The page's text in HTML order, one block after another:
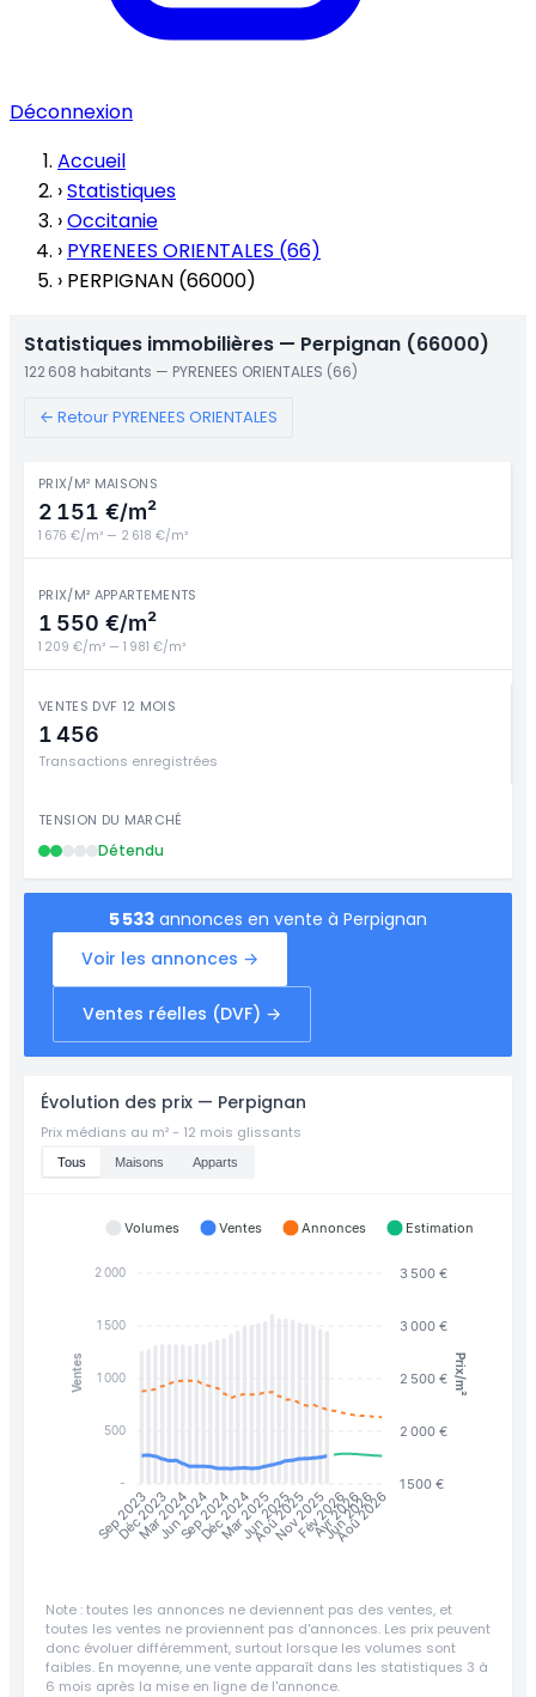
Déconnexion
Accueil
›Statistiques
›Occitanie
› PYRENEES ORIENTALES (66)
› PERPIGNAN (66000)
Statistiques immobilières — Perpignan (66000)
122 608 habitants — PYRENEES ORIENTALES (66)
← Retour PYRENEES ORIENTALES
PRIX/M² MAISONS
2 151 €/m²
1 676 €/m² — 2 618 €/m²
PRIX/M² APPARTEMENTS
1 550 €/m²
1 209 €/m² — 1 981 €/m²
VENTES DVF 12 MOIS
1 456
Transactions enregistrées
TENSION DU MARCHÉ
Détendu
5 533 annonces en vente à Perpignan
Voir les annonces →
Ventes réelles (DVF) →
Évolution des prix — Perpignan
Prix médians au m² - 12 mois glissants
Tous Maisons Apparts
2 000
1 500
1 000
500
-
Ventes
Sep 2023
Déc 2023
Mar 2024
Jun 2024
Sep 2024
Déc 2024
Mar 2025
Jun 2025
Aoû 2025
Nov 2025
Fév 2026
Avr 2026
Jun 2026
Aoû 2026
3 500 €
3 000 €
2 500 €
2 000 €
1 500 €
Prix/m²
Volumes Ventes Annonces Estimation
Note : toutes les annonces ne deviennent pas des ventes, et
toutes les ventes ne proviennent pas d'annonces. Les prix peuvent
donc évoluer différemment, surtout lorsque les volumes sont
faibles. En moyenne, une vente apparaît dans les statistiques 3 à
6 mois après la mise en ligne de l'annonce.